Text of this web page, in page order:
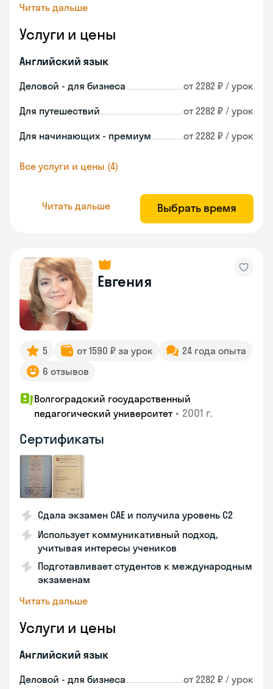
Читать дальше
Услуги и цены
Английский язык
Деловой - для бизнеса от 2282 ₽ / урок
Для путешествий от 2282 ₽ / урок
Для начинающих - премиум от 2282 ₽ / урок
Все услуги и цены (4)
Читать дальше Выбрать время
Евгения
5 от 1590 ₽ за урок
24 года опыта
6 отзывов
Волгоградский государственный
педагогический университет • 2001 г.
Сертификаты
Сдала экзамен CAE и получила уровень С2
Использует коммуникативный подход,
учитывая интересы учеников
Подготавливает студентов к международным
экзаменам
Читать дальше
Услуги и цены
Английский язык
Деловой - для бизнеса от 2282 ₽ / урок